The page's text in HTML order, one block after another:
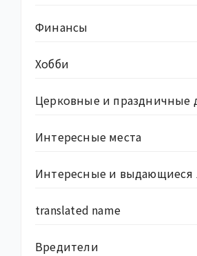
Финансы
Хобби
Церковные и праздничные
Интересные места
Интересные и выдающиеся
translated name
Вредители